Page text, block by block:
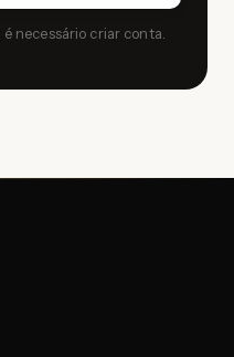
necessário criar conta.